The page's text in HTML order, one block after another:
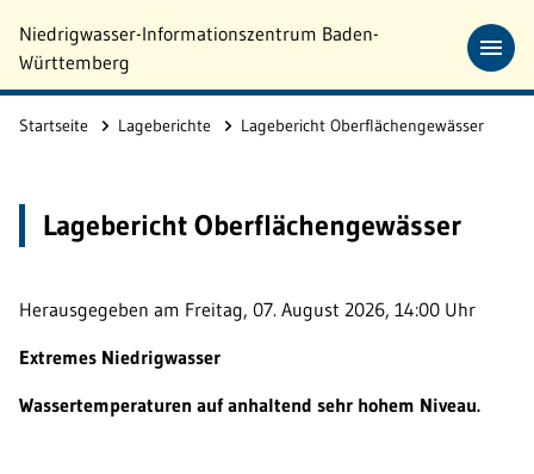
Skip to Main Content
Niedrigwasser-Informationszentrum Baden-
Württemberg
Startseite Lageberichte Lagebericht Oberflächengewässer
Lagebericht Oberflächengewässer
Herausgegeben am Freitag, 07. August 2026, 14:00 Uhr
Extremes Niedrigwasser
Wassertemperaturen auf anhaltend sehr hohem Niveau.